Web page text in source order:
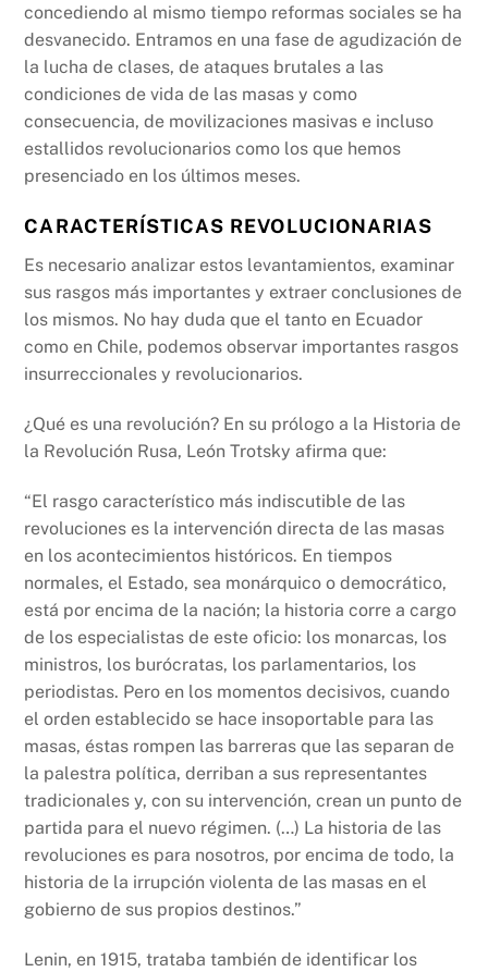
concediendo al mismo tiempo reformas sociales se ha
desvanecido. Entramos en una fase de agudización de
la lucha de clases, de ataques brutales a las
condiciones de vida de las masas y como
consecuencia, de movilizaciones masivas e incluso
estallidos revolucionarios como los que hemos
presenciado en los últimos meses.
CARACTERÍSTICAS REVOLUCIONARIAS
Es necesario analizar estos levantamientos, examinar
sus rasgos más importantes y extraer conclusiones de
los mismos. No hay duda que el tanto en Ecuador
como en Chile, podemos observar importantes rasgos
insurreccionales y revolucionarios.
¿Qué es una revolución? En su prólogo a la Historia de
la Revolución Rusa, León Trotsky afirma que:
“El rasgo característico más indiscutible de las
revoluciones es la intervención directa de las masas
en los acontecimientos históricos. En tiempos
normales, el Estado, sea monárquico o democrático,
está por encima de la nación; la historia corre a cargo
de los especialistas de este oficio: los monarcas, los
ministros, los burócratas, los parlamentarios, los
periodistas. Pero en los momentos decisivos, cuando
el orden establecido se hace insoportable para las
masas, éstas rompen las barreras que las separan de
la palestra política, derriban a sus representantes
tradicionales y, con su intervención, crean un punto de
partida para el nuevo régimen. (…) La historia de las
revoluciones es para nosotros, por encima de todo, la
historia de la irrupción violenta de las masas en el
gobierno de sus propios destinos.”
Lenin, en 1915, trataba también de identificar los